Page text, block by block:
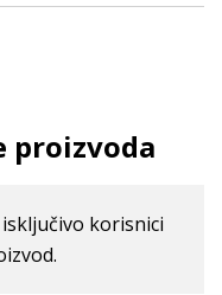
proizvoda
korisnici